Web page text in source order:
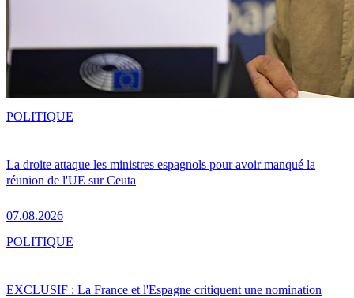
La droite attaque les ministres espagnols pour avoir manqué la
réunion de l'UE sur Ceuta
07.08.2026
POLITIQUE
EXCLUSIF : La France et l'Espagne critiquent une nomination
POLITIQUE